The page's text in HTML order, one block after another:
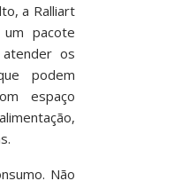
a Ralliart
pacote
os
podem
espaço
Não